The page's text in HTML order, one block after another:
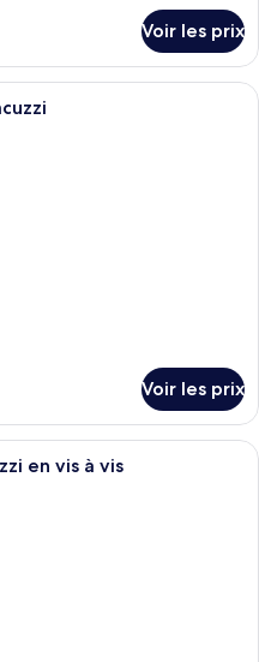
Voir les prix
Une chambre à coucher de style
Voir les prix
Une chambre à coucher en bois,
en vis à vis